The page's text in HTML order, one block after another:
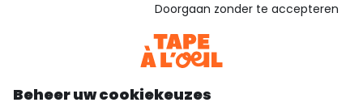
Bekijk de vertrouwensverklaring
Download onze applicatie
Ontdek onze applicatie
Beheer uw cookiekeuzes
Doorgaan zonder te accepteren